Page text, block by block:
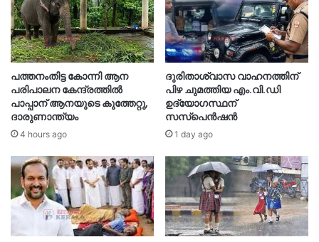
പത്തനംതിട്ട കോന്നി ആന
പരിപാലന കേന്ദ്രത്തിൽ
പാപ്പാന് ആനയുടെ കുത്തേറ്റു,
ദാരുണാന്ത്യം
4 hours ago
ദുരിതാശ്വാസ വാഹനത്തിന്
പിഴ ചുമത്തിയ എം.വി.ഡി
ഉദ്യോഗസ്ഥന്
സസ്‌പെൻഷൻ
1 day ago